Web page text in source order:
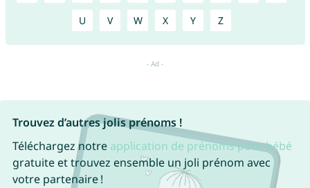
U V W X Y Z
Trouvez d’autres jolis prénoms !
Téléchargez notre application de prénoms pour bébé
gratuite et trouvez ensemble un joli prénom avec
votre partenaire !